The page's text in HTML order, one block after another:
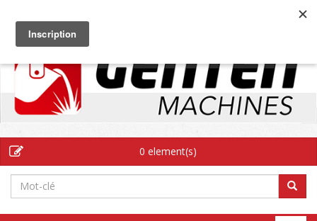
0 element(s)